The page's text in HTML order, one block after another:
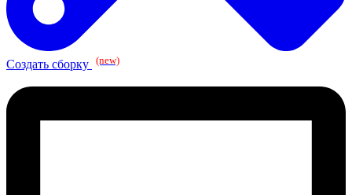
Создать сборку (new)